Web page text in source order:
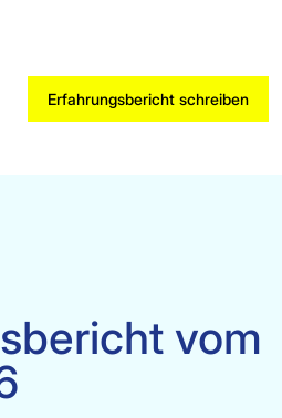
Erfahrungsbericht schreiben
vom